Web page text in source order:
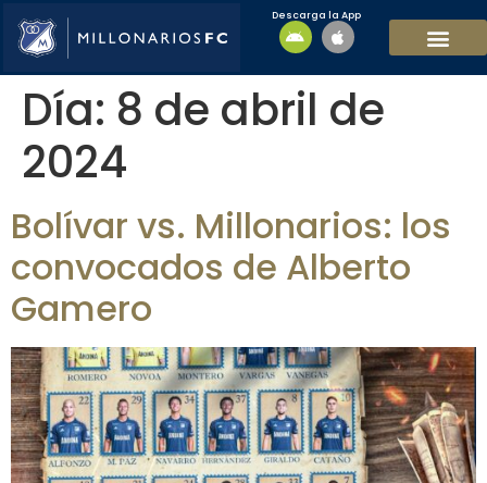
Descarga la App
Día: 8 de abril de
2024
Bolívar vs. Millonarios: los
convocados de Alberto
Gamero